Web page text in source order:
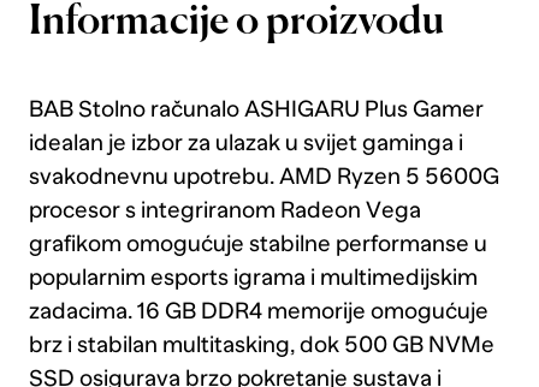
Informacije o proizvodu
BAB Stolno računalo ASHIGARU Plus Gamer
idealan je izbor za ulazak u svijet gaminga i
svakodnevnu upotrebu. AMD Ryzen 5 5600G
procesor s integriranom Radeon Vega
grafikom omogućuje stabilne performanse u
popularnim esports igrama i multimedijskim
zadacima. 16 GB DDR4 memorije omogućuje
brz i stabilan multitasking, dok 500 GB NVMe
SSD osigurava brzo pokretanje sustava i